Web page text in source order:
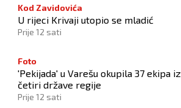
Kod Zavidovića
U rijeci Krivaji utopio se mladić
Prije 12 sati
Foto
'Pekijada' u Varešu okupila 37 ekipa iz
četiri države regije
Prije 12 sati